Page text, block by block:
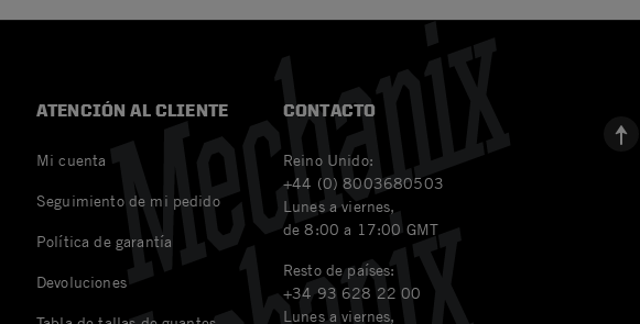
ATENCIÓN AL CLIENTE
Mi cuenta
Seguimiento de mi pedido
Política de garantía
Devoluciones
CONTACTO
Reino Unido:
+44 (0) 8003680503
Lunes a viernes,
de 8:00 a 17:00 GMT
Resto de países:
+34 93 628 22 00
Lunes a viernes,